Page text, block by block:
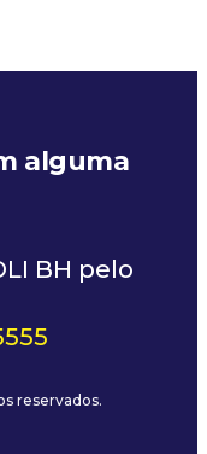
alguma
BH pelo
reservados.